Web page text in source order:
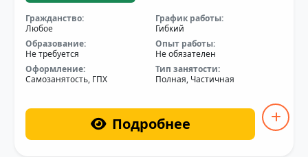
Гражданство:
Любое
График работы:
Гибкий
Образование:
Не требуется
Опыт работы:
Не обязателен
Оформление:
Самозанятость, ГПХ
Тип занятости:
Полная, Частичная
Подробнее